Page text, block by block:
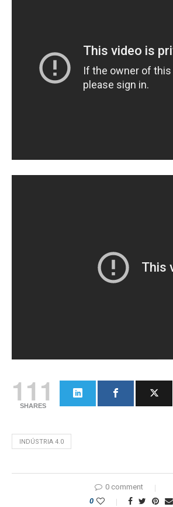
111
SHARES
INDÚSTRIA 4.0
0 comment
0